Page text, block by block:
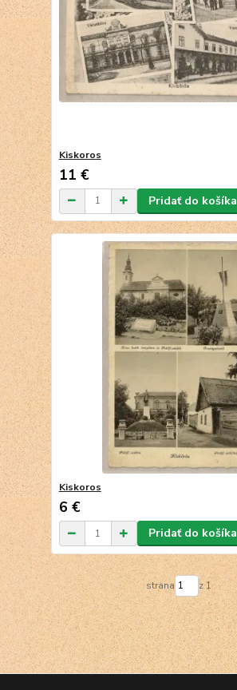
Kiskoros
11 €
Pridať do košíka
Kiskoros
6 €
Pridať do košíka
strana z 1